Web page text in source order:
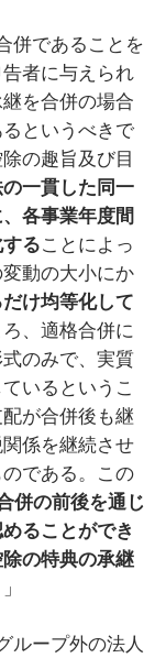
併であることを
者に与えられ
を合併の場合
というべきで
の趣旨及び目
一貫した同一
各事業年度間
ることによっ
動の大小にか
け均等化して
、適格合併に
のみで、実質
いるというこ
が合併後も継
係を継続させ
である。この
併の前後を通じ
ることができ
の特典の承継
ループ外の法人